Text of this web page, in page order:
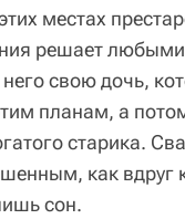
местах
решает
него свою дочь,
планам, а
старика.
как вдруг
сон.